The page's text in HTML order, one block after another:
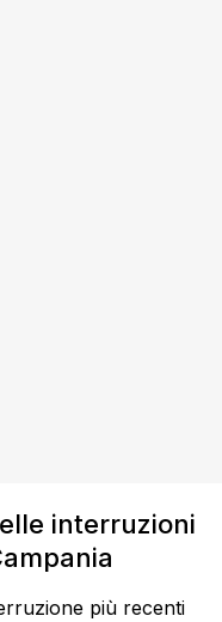
interruzioni
più recenti